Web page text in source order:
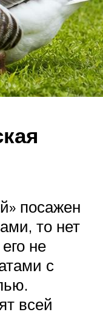
посажен
то нет
не
с
всей